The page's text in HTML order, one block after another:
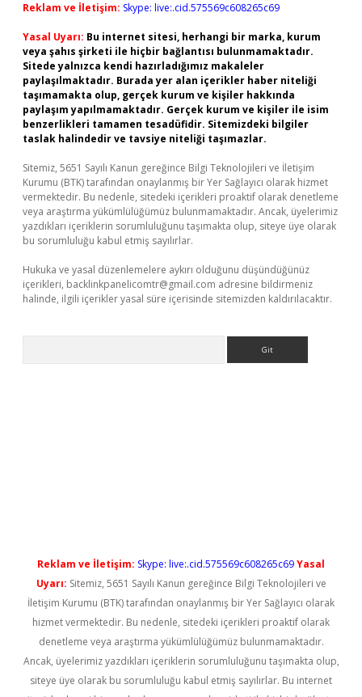
Reklam ve İletişim: Skype: live:.cid.575569c608265c69
Yasal Uyarı: Bu internet sitesi, herhangi bir marka, kurum
veya şahıs şirketi ile hiçbir bağlantısı bulunmamaktadır.
Sitede yalnızca kendi hazırladığımız makaleler
paylaşılmaktadır. Burada yer alan içerikler haber niteliği
taşımamakta olup, gerçek kurum ve kişiler hakkında
paylaşım yapılmamaktadır. Gerçek kurum ve kişiler ile isim
benzerlikleri tamamen tesadüfidir. Sitemizdeki bilgiler
taslak halindedir ve tavsiye niteliği taşımazlar.
Sitemiz, 5651 Sayılı Kanun gereğince Bilgi Teknolojileri ve İletişim
Kurumu (BTK) tarafından onaylanmış bir Yer Sağlayıcı olarak hizmet
vermektedir. Bu nedenle, sitedeki içerikleri proaktif olarak denetleme
veya araştırma yükümlülüğümüz bulunmamaktadır. Ancak, üyelerimiz
yazdıkları içeriklerin sorumluluğunu taşımakta olup, siteye üye olarak
bu sorumluluğu kabul etmiş sayılırlar.
Hukuka ve yasal düzenlemelere aykırı olduğunu düşündüğünüz
içerikleri, backlinkpanelicomtr@gmail.com adresine bildirmeniz
halinde, ilgili içerikler yasal süre içerisinde sitemizden kaldırılacaktır.
Reklam ve İletişim: Skype: live:.cid.575569c608265c69Yasal
Uyarı: Sitemiz, 5651 Sayılı Kanun gereğince Bilgi Teknolojileri ve
İletişim Kurumu (BTK) tarafından onaylanmış bir Yer Sağlayıcı olarak
hizmet vermektedir. Bu nedenle, sitedeki içerikleri proaktif olarak
denetleme veya araştırma yükümlülüğümüz bulunmamaktadır.
Ancak, üyelerimiz yazdıkları içeriklerin sorumluluğunu taşımakta olup,
siteye üye olarak bu sorumluluğu kabul etmiş sayılırlar. Bu internet